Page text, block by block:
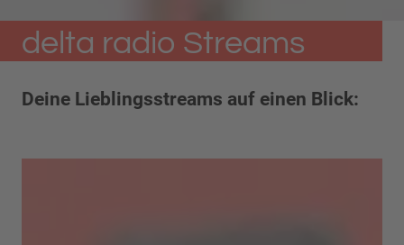
delta radio Streams
Deine Lieblingsstreams auf einen Blick: